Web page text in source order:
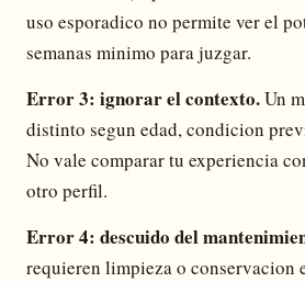
uso esporadico no permite ver el
semanas minimo para juzgar.
Error 3: ignorar el contexto.Un
distinto segun edad, condicion
No vale comparar tu experiencia
otro perfil.
Error 4: descuido del
requieren limpieza o conservacion